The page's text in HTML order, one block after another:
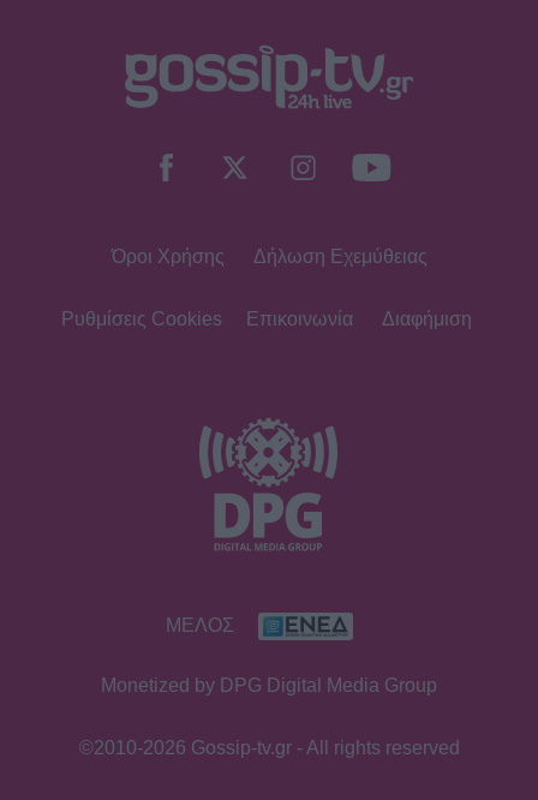
Όροι Χρήσης Δήλωση Εχεμύθειας
Ρυθμίσεις Cookies Επικοινωνία Διαφήμιση
ΜΕΛΟΣ
Monetized by DPG Digital Media Group
©2010-2026 Gossip-tv.gr - All rights reserved